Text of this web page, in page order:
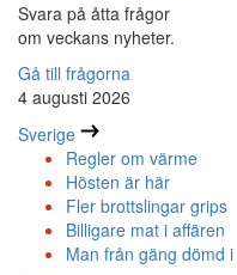
Svara på åtta frågor
om veckans nyheter.
Gå till frågorna
4 augusti 2026
Sverige
Regler om värme
Hösten är här
Fler brottslingar grips
Billigare mat i affären
Man från gäng dömd